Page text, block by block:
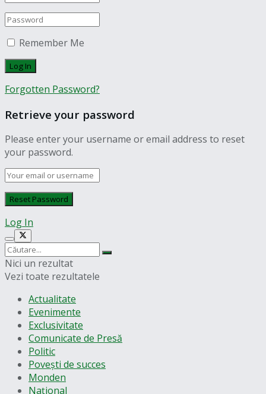
Remember Me
Forgotten Password?
Retrieve your password
Please enter your username or email address to reset
your password.
Log In
Nici un rezultat
Vezi toate rezultatele
Actualitate
Evenimente
Exclusivitate
Comunicate de Presă
Politic
Povești de succes
Monden
Național